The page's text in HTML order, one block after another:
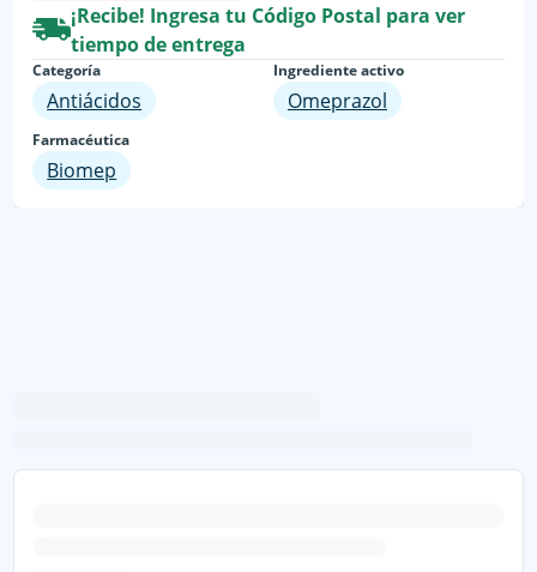
¡Recibe! Ingresa tu Código Postal para ver
tiempo de entrega
Categoría
Antiácidos
Ingrediente activo
Omeprazol
Farmacéutica
Biomep